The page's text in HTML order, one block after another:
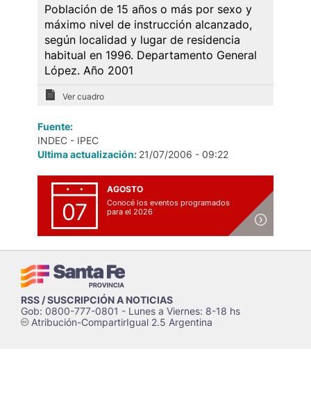
Población de 15 años o más por sexo y
máximo nivel de instrucción alcanzado,
según localidad y lugar de residencia
habitual en 1996. Departamento General
López. Año 2001
Ver cuadro
Fuente:
INDEC - IPEC
Ultima actualización: 21/07/2006 - 09:22
07
AGOSTO
Conocé los eventos programados
para el 2026
RSS / SUSCRIPCIÓN A NOTICIAS
Gob: 0800-777-0801 - Lunes a Viernes: 8-18 hs
cAtribución-CompartirIgual 2.5 Argentina